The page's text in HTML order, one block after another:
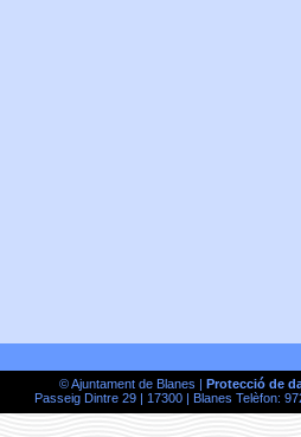
© Ajuntament de Blanes | Protecció de
Passeig Dintre 29 | 17300 | Blanes Telèfon: